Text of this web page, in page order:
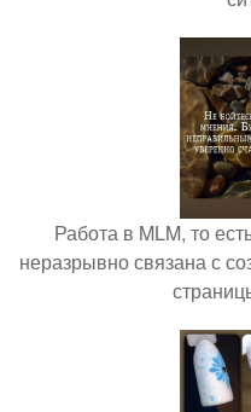
Работа в MLM, то
неразрывно связана с